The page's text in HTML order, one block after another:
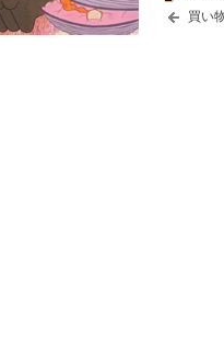
買い